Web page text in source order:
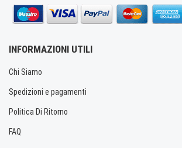
INFORMAZIONI UTILI
Chi Siamo
Spedizioni e pagamenti
Politica Di Ritorno
FAQ